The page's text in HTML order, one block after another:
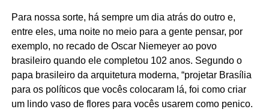
Para nossa sorte, há sempre um dia atrás do outro e,
entre eles, uma noite no meio para a gente pensar, por
exemplo, no recado de Oscar Niemeyer ao povo
brasileiro quando ele completou 102 anos. Segundo o
papa brasileiro da arquitetura moderna, “projetar Brasília
para os políticos que vocês colocaram lá, foi como criar
um lindo vaso de flores para vocês usarem como penico.